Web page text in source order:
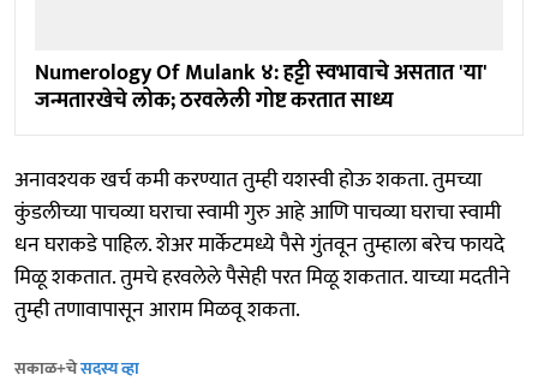
Numerology Of Mulank ४: हट्टी स्वभावाचे असतात 'या'
जन्मतारखेचे लोक; ठरवलेली गोष्ट करतात साध्य
अनावश्यक खर्च कमी करण्यात तुम्ही यशस्वी होऊ शकता. तुमच्या
कुंडलीच्या पाचव्या घराचा स्वामी गुरु आहे आणि पाचव्या घराचा स्वामी
धन घराकडे पाहिल. शेअर मार्केटमध्ये पैसे गुंतवून तुम्हाला बरेच फायदे
मिळू शकतात. तुमचे हरवलेले पैसेही परत मिळू शकतात. याच्या मदतीने
तुम्ही तणावापासून आराम मिळवू शकता.
सकाळ+चेसदस्य व्हा